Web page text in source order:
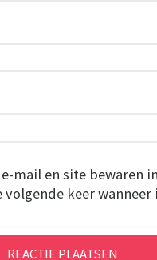
mail en site bewaren
keer wanneer